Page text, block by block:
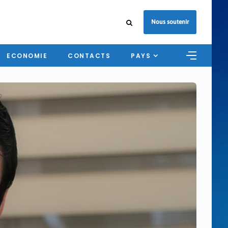
Nous soutenir
ECONOMIE CONTACTS PAYS